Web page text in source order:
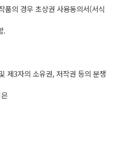
품의 경우 초상권 사용동의서(서식
.
제3자의 소유권, 저작권 등의 분쟁